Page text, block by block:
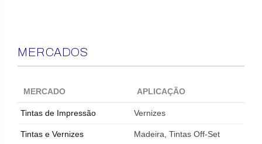
MERCADOS
MERCADO APLICAÇÃO
Tintas de Impressão Vernizes
Tintas e Vernizes Madeira, Tintas Off-Set